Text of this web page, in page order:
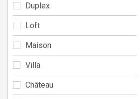
Duplex
Loft
Maison
Villa
Château